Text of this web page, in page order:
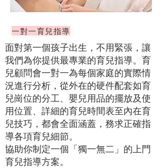
一對一育兒指導
面對第一個孩子出生，不用緊張，讓
我們為你提供最專業的育兒指導。育
兒顧問會一對一為每個家庭的實際情
況進行分析，從外在的硬件配套如育
兒崗位的分工、嬰兒用品的擺放及使
用位置、詳細的育兒時間表至內在育
兒技巧，都會全面涵蓋，務求正確指
導各項育兒細節。
協助你制定一個「獨一無二」的上門
育兒指導方案。